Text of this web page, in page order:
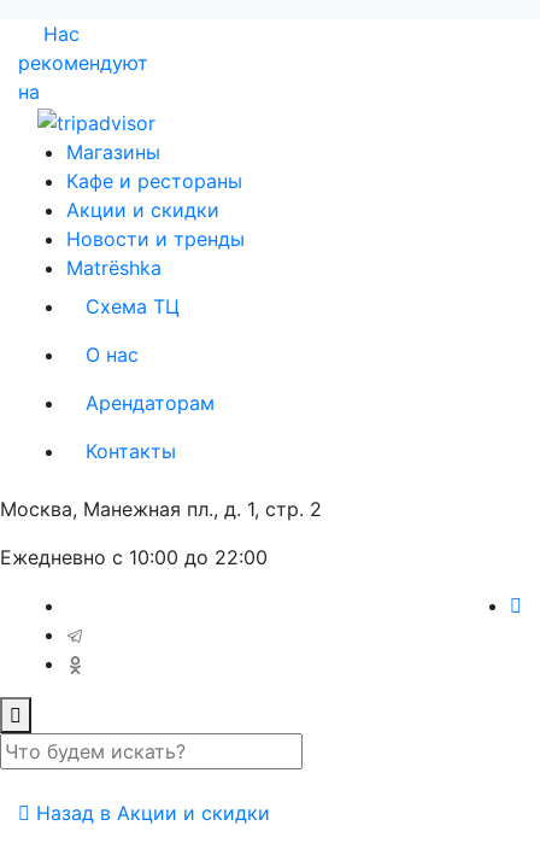
Нас
рекомендуют
на
Магазины
Кафе и рестораны
Акции и скидки
Новости и тренды
Matrёshka
Схема ТЦ
О нас
Арендаторам
Контакты
Москва, Манежная пл., д. 1, стр. 2
Ежедневно с 10:00 до 22:00
Назад в Акции и скидки